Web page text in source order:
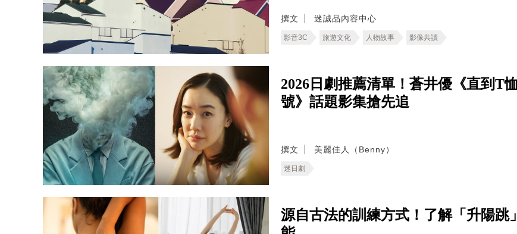
撰文 迷誠品內容中心
影音3C 旅遊文化 人物故事 影像共讀
2026日劇推薦清單！蒼井優《直到T
號》話題影集搶先追
撰文 美麗佳人（Benny）
迷日劇
源自古法的訓練方式！了解「升陽跳